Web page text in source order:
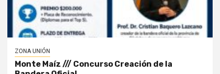
ZONA UNIÓN
Monte Maíz /// Concurso Creación de la